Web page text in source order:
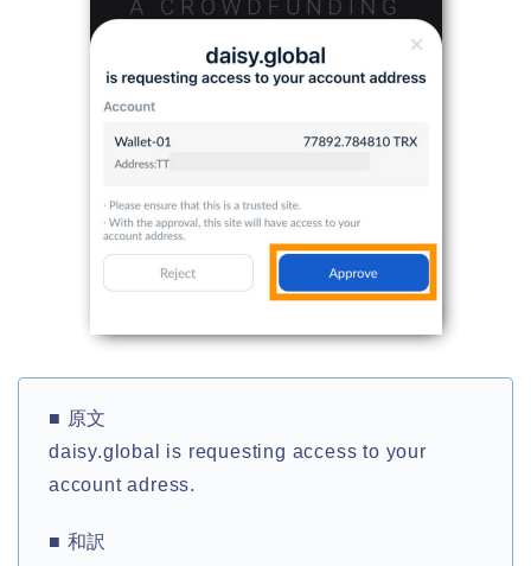
■ 原文
daisy.global is requesting access to your
account adress.
■ 和訳